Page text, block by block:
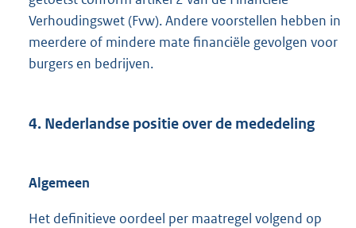
Verhoudingswet (Fvw). Andere voorstellen hebben in
meerdere of mindere mate financiële gevolgen voor
burgers en bedrijven.
4. Nederlandse positie over de mededeling
Algemeen
Het definitieve oordeel per maatregel volgend op